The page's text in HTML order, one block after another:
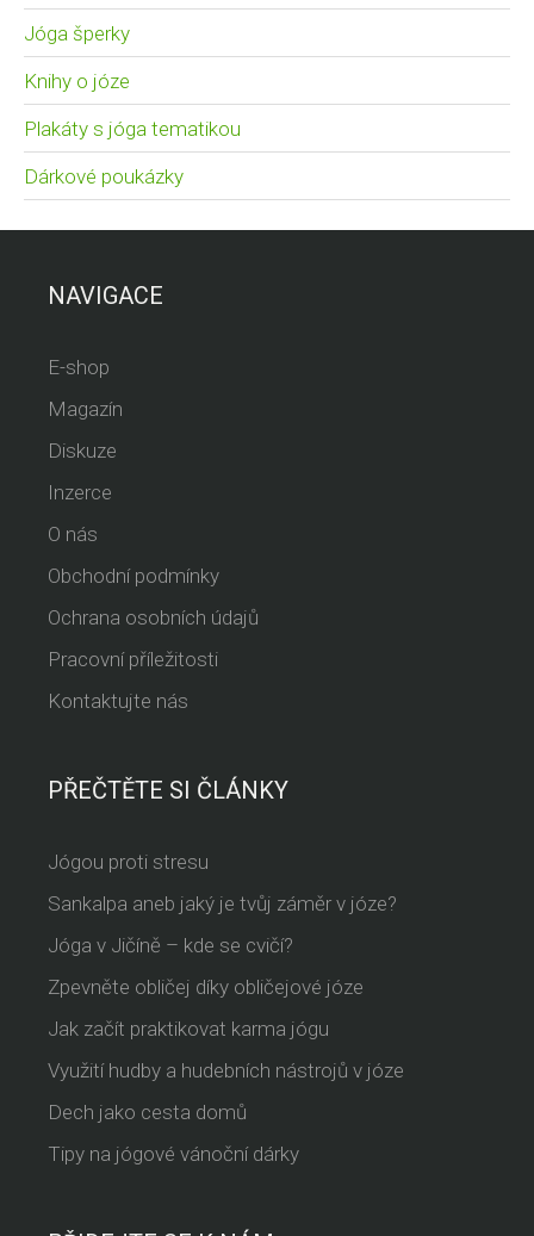
Jóga šperky
Knihy o józe
Plakáty s jóga tematikou
Dárkové poukázky
NAVIGACE
E-shop
Magazín
Diskuze
Inzerce
O nás
Obchodní podmínky
Ochrana osobních údajů
Pracovní příležitosti
Kontaktujte nás
PŘEČTĚTE SI ČLÁNKY
Jógou proti stresu
Sankalpa aneb jaký je tvůj záměr v józe?
Jóga v Jičíně – kde se cvičí?
Zpevněte obličej díky obličejové józe
Jak začít praktikovat karma jógu
Využití hudby a hudebních nástrojů v józe
Dech jako cesta domů
Tipy na jógové vánoční dárky